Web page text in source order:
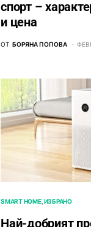
спорт –
и цена
ОТ БОРЯНА ПОПОВА
SMART HOME ИЗБРАНО
Най-добрият